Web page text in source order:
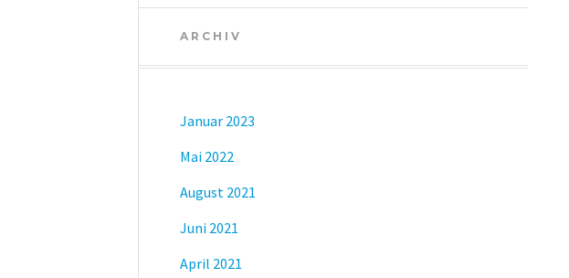
ARCHIV
Januar 2023
Mai 2022
August 2021
Juni 2021
April 2021